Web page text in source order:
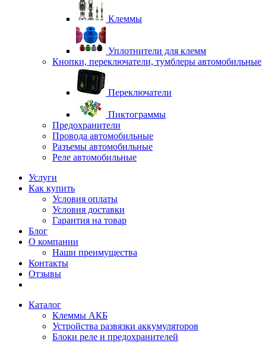
Клеммы
Уплотнители для клемм
Кнопки, переключатели, тумблеры автомобильные
Переключатели
Пиктограммы
Предохранители
Провода автомобильные
Разъемы автомобильные
Реле автомобильные
Услуги
Как купить
Условия оплаты
Условия доставки
Гарантия на товар
Блог
О компании
Наши преимущества
Контакты
Отзывы
Каталог
Клеммы АКБ
Устройства развязки аккумуляторов
Блоки реле и предохранителей